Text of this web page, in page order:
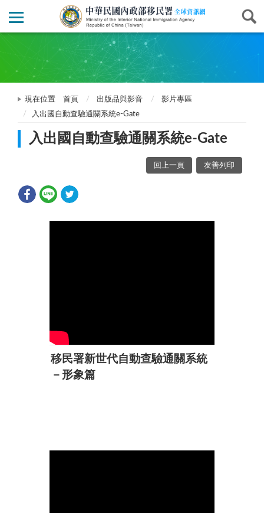
現在位置 首頁 出版品與影音
影片專區
入出國自動查驗通關系統e-Gate
入出國自動查驗通關系統e-Gate
回上一頁 友善列印
移民署新世代自動查驗通關系統
－形象篇